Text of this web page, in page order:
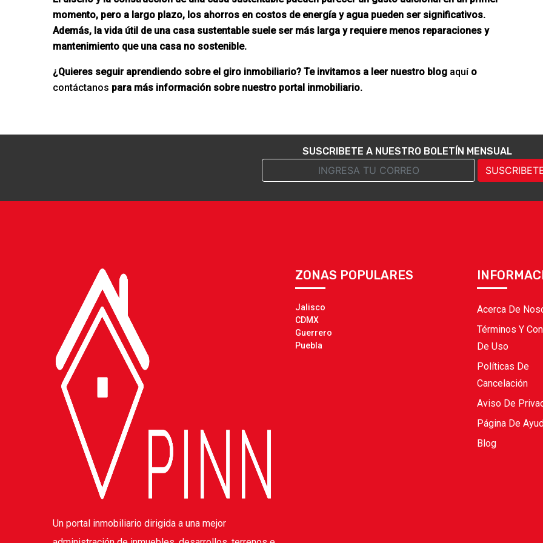
momento, pero a largo plazo, los ahorros en costos de energía y agua pueden ser significativos.
Además, la vida útil de una casa sustentable suele ser más larga y requiere menos reparaciones y
mantenimiento que una casa no sostenible.
¿Quieres seguir aprendiendo sobre el giro inmobiliario? Te invitamos a leer nuestro blog aquío
contáctanos para más información sobre nuestro portal inmobiliario.
SUSCRIBETE A NUESTRO BOLETÍN MENSUAL
Un portal inmobiliario dirigida a una mejor
ZONAS POPULARES
Jalisco
CDMX
Guerrero
Puebla
Acerca De
Términos Y
De Uso
Políticas De
Cancelación
Aviso De
Página De
Blog